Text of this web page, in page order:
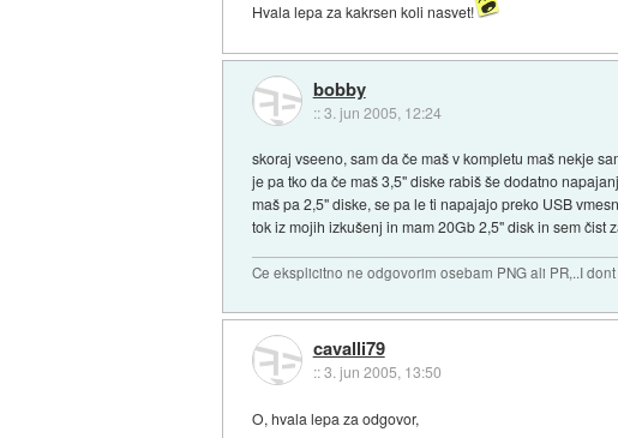
Hvala lepa za kakrsen koli nasvet!
bobby
::3. jun 2005, 12:24
skoraj vseeno, sam da če maš v kompletu maš nekje
je pa tko da če maš 3,5" diske rabiš še dodatno
maš pa 2,5" diske, se pa le ti napajajo preko USB
tok iz mojih izkušenj in mam 20Gb 2,5" disk in sem čist
Ce eksplicitno ne odgovorim osebam PNG ali PR,..I
cavalli79
::3. jun 2005, 13:50
O, hvala lepa za odgovor,